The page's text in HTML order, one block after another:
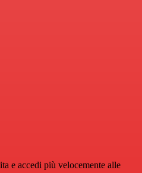
e accedi più velocemente alle